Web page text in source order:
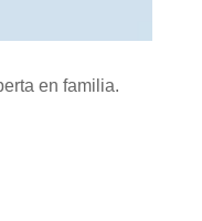
en familia.